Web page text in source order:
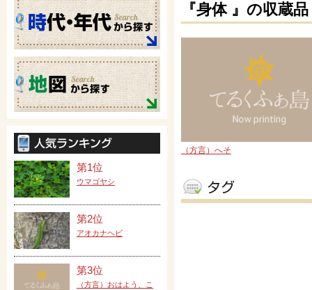
『身体 』の収蔵品
（方言）へそ
第1位
ウマゴヤシ
第2位
アオカナヘビ
第3位
（方言）おはよう、こ